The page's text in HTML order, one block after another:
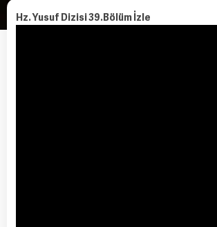
Hz. Yusuf Dizisi 39.Bölüm İzle